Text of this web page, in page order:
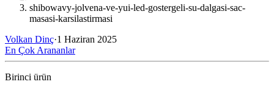
shibowavy-jolvena-ve-yui-led-gostergeli-su-dalgasi-sac-
masasi-karsilastirmasi
Volkan Dinç·1 Haziran 2025
En Çok Arananlar
Birinci ürün